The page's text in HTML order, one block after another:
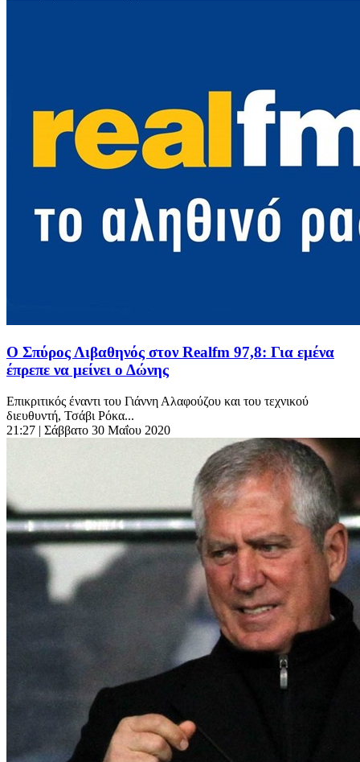
Ο Σπύρος Λιβαθηνός στον Realfm 97,8: Για εμένα
έπρεπε να μείνει ο Δώνης
Επικριτικός έναντι του Γιάννη Αλαφούζου και του τεχνικού
διευθυντή, Τσάβι Ρόκα...
21:27 | Σάββατο 30 Μαΐου 2020